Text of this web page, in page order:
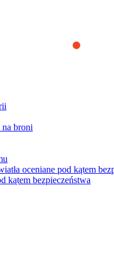
you the best experience
to find out how you can
na broni
oceniane pod kątem
kątem bezpieczeństwa